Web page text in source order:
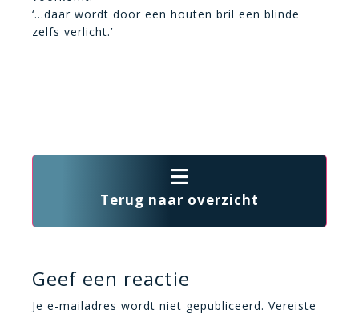
‘…daar wordt door een houten bril een blinde
zelfs verlicht.’
Terug naar overzicht
Geef een reactie
Je e-mailadres wordt niet gepubliceerd. Vereiste